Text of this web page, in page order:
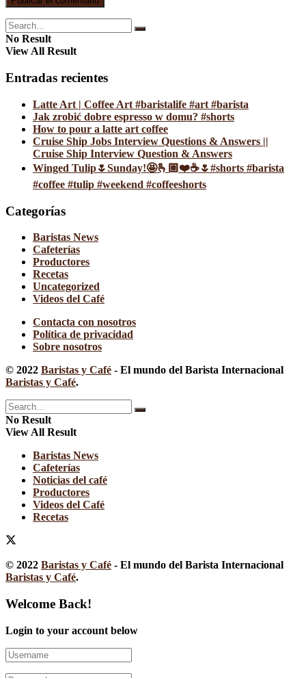
No Result
View All Result
Entradas recientes
Latte Art | Coffee Art #baristalife #art #barista
Jak zrobić dobre espresso w domu? #shorts
How to pour a latte art coffee
Cruise Ship Jobs Interview Questions & Answers ||
Cruise Ship Interview Question & Answers
Winged Tulip🌷Sunday!🤩🫰🏼❤️☕️🌷#shorts #barista
#coffee #tulip #weekend #coffeeshorts
Categorías
Baristas News
Cafeterías
Productores
Recetas
Uncategorized
Videos del Café
Contacta con nosotros
Política de privacidad
Sobre nosotros
© 2022 Baristas y Café - El mundo del Barista Internacional
Baristas y Café.
No Result
View All Result
Baristas News
Cafeterías
Noticias del café
Productores
Videos del Café
Recetas
© 2022 Baristas y Café - El mundo del Barista Internacional
Baristas y Café.
Welcome Back!
Login to your account below